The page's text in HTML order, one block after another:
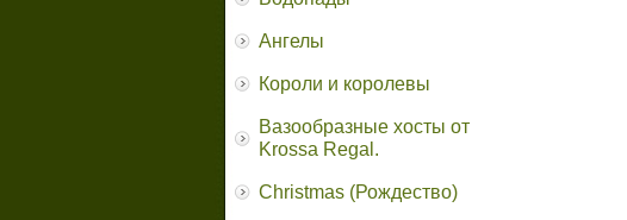
Ангелы
Короли и королевы
Вазообразные хосты от
Krossa Regal.
Christmas (Рождество)